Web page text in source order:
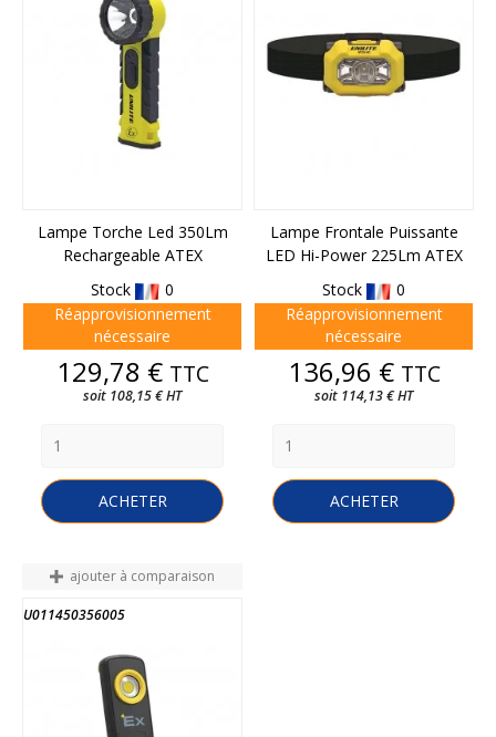
Lampe Torche Led 350Lm
Rechargeable ATEX
Stock
0
Réapprovisionnement
nécessaire
Prix
129,78 € TTC
soit 108,15 € HT
ACHETER
Lampe Frontale Puissante
LED Hi-Power 225Lm ATEX
Stock
0
Réapprovisionnement
nécessaire
Prix
136,96 € TTC
soit 114,13 € HT
ACHETER
ajouter à comparaison
U011450356005